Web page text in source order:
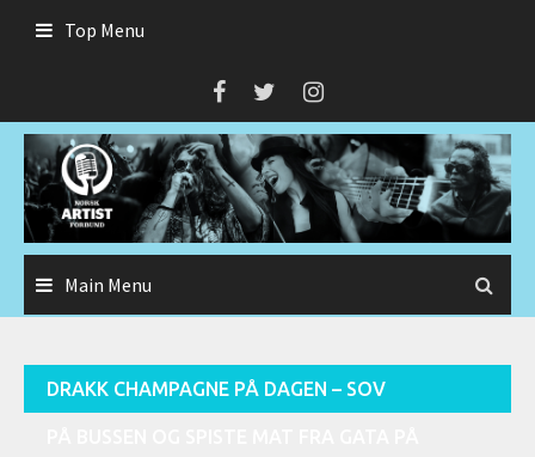
Top Menu
Main Menu
DRAKK CHAMPAGNE PÅ DAGEN – SOV